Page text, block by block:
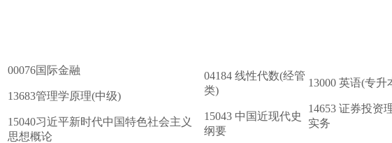
00076国际金融
13683管理学原理(中级)
15040习近平新时代中国特色社会主义
思想概论
04184 线性代数(经管
类)
15043 中国近现代史
纲要
13000 英语(专升
14653 证券投资
实务